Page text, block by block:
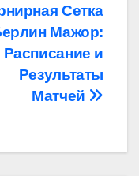
Сетка
Мажор:
Расписание и
Результаты
Матчей